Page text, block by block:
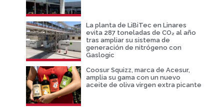
La planta de LiBiTec en Linares
evita 287 toneladas de CO₂ al año
tras ampliar su sistema de
generación de nitrógeno con
Gaslogic
Coosur Squizz, marca de Acesur,
amplia su gama con un nuevo
aceite de oliva virgen extra picante